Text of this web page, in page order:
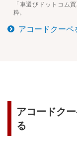
「車選びドットコム
粋。
アコードクーペ
アコードク
る